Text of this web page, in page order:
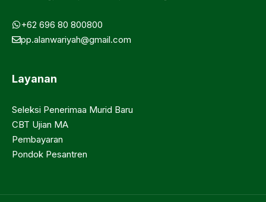
+62 696 80 800800
pp.alanwariyah@gmail.com
Layanan
Seleksi Penerimaa Murid Baru
CBT Ujian MA
Pembayaran
Pondok Pesantren